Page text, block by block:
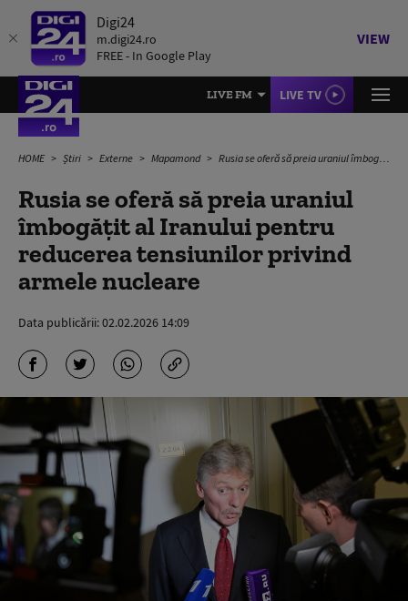
Digi24
m.digi24.ro
FREE - In Google Play
VIEW
LIVE FM LIVE TV
HOME Știri Externe Mapamond Rusia se oferă să preia uraniul îmbogățit al Iranului pentru reducerea tensiunilor privind armele nucleare
Rusia se oferă să preia uraniul
îmbogățit al Iranului pentru
reducerea tensiunilor privind
armele nucleare
Data publicării:02.02.2026 14:09